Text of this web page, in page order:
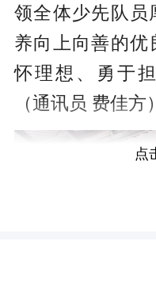
领全体少先队员
养向上向善的优
怀理想、勇于
（通讯员 费佳方）
点